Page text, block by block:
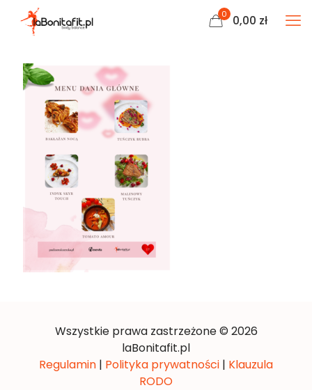
0 0,00 zł
Wszystkie prawa zastrzeżone © 2026
laBonitafit.pl
Regulamin | Polityka prywatności | Klauzula
RODO